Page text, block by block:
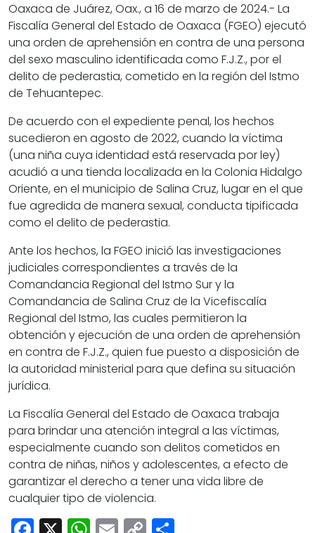
Oaxaca de Juárez, Oax., a 16 de marzo de 2024.- La
Fiscalía General del Estado de Oaxaca (FGEO) ejecutó
una orden de aprehensión en contra de una persona
del sexo masculino identificada como F.J.Z., por el
delito de pederastia, cometido en la región del Istmo
de Tehuantepec.
De acuerdo con el expediente penal, los hechos
sucedieron en agosto de 2022, cuando la víctima
(una niña cuya identidad está reservada por ley)
acudió a una tienda localizada en la Colonia Hidalgo
Oriente, en el municipio de Salina Cruz, lugar en el que
fue agredida de manera sexual, conducta tipificada
como el delito de pederastia.
Ante los hechos, la FGEO inició las investigaciones
judiciales correspondientes a través de la
Comandancia Regional del Istmo Sur y la
Comandancia de Salina Cruz de la Vicefiscalía
Regional del Istmo, las cuales permitieron la
obtención y ejecución de una orden de aprehensión
en contra de F.J.Z., quien fue puesto a disposición de
la autoridad ministerial para que defina su situación
jurídica.
La Fiscalía General del Estado de Oaxaca trabaja
para brindar una atención integral a las víctimas,
especialmente cuando son delitos cometidos en
contra de niñas, niños y adolescentes, a efecto de
garantizar el derecho a tener una vida libre de
cualquier tipo de violencia.